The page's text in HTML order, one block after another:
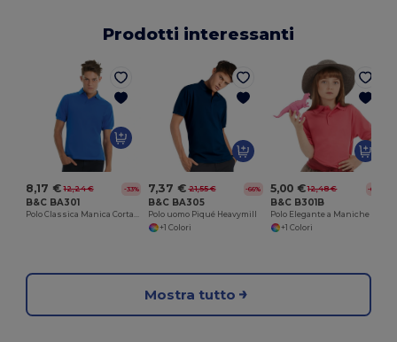
Prodotti interessanti
8,17 € 12,24 € -33%
B&C BA301
Polo Classica Manica Corta Elegante
7,37 € 21,55 € -66%
B&C BA305
Polo uomo Piqué Heavymill
+1 Colori
5,00 € 12,48 € -60%
B&C B301B
+1 Colori
Mostra tutto